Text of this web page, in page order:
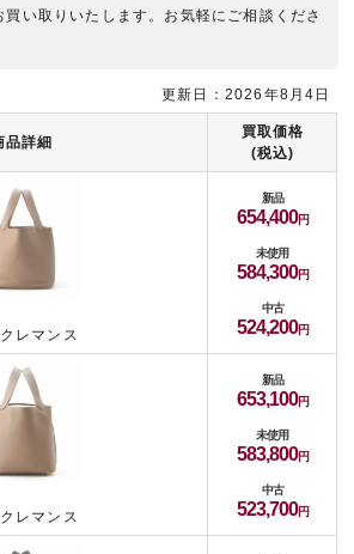
い取りいたします。お気軽にご相談くださ
品詳細
買取価格
(税込)
レマンス
新品
654,400
未使用
584,300
中古
524,200
レマンス
新品
653,100
未使用
583,800
中古
523,700
更新日：2026年8月4日